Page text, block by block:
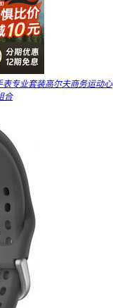
表专业套装高尔夫商务运动心
合